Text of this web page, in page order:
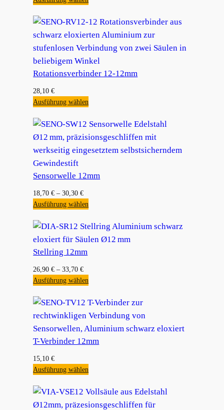
Rotationsverbinder 12-12mm
28,10€
Ausführung wählen
Sensorwelle 12mm
18,70€ –30,30€
Ausführung wählen
Stellring 12mm
26,90€ –33,70€
Ausführung wählen
T-Verbinder 12mm
15,10€
Ausführung wählen